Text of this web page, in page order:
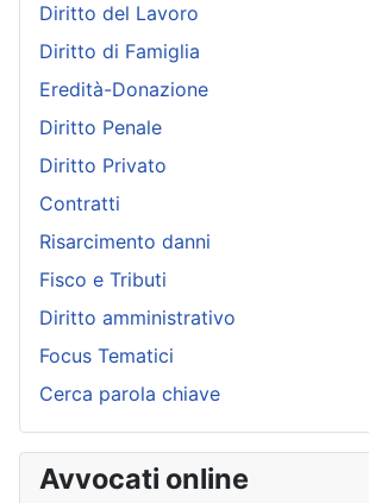
Diritto del Lavoro
Diritto di Famiglia
Eredità-Donazione
Diritto Penale
Diritto Privato
Contratti
Risarcimento danni
Fisco e Tributi
Diritto amministrativo
Focus Tematici
Cerca parola chiave
Avvocati online